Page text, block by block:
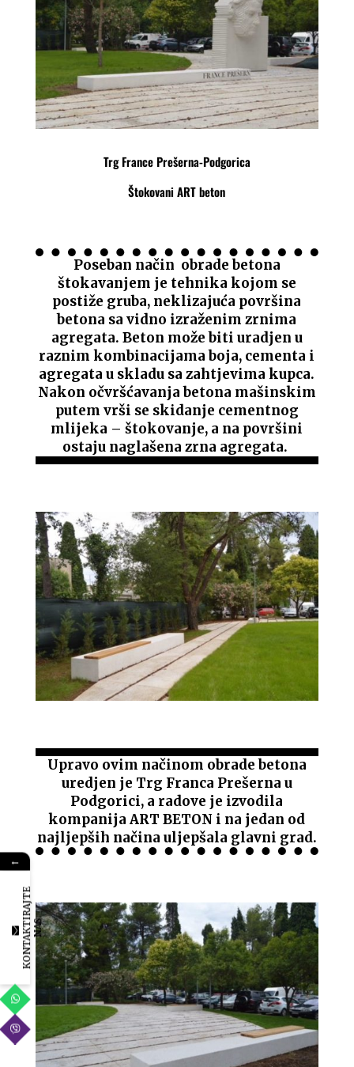
Trg France Prešerna-Podgorica
Štokovani ART beton
Poseban način obrade betona
štokavanjem je tehnika kojom se
postiže gruba, neklizajuća površina
betona sa vidno izraženim zrnima
agregata. Beton može biti uradjen u
raznim kombinacijama boja, cementa i
agregata u skladu sa zahtjevima kupca.
Nakon očvršćavanja betona mašinskim
putem vrši se skidanje cementnog
mlijeka – štokovanje, a na površini
ostaju naglašena zrna agregata.
Upravo ovim načinom obrade betona
uredjen je Trg Franca Prešerna u
Podgorici, a radove je izvodila
kompanija ART BETON i na jedan od
najljepših načina uljepšala glavni grad.
←
K
O
N
T
A
K
TI
R
A
J
T
E
N
AS